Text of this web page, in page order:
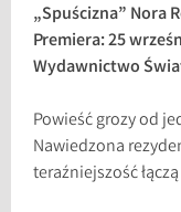
„Spuścizna” Nora
Premiera: 25
Wydawnictwo
Powieść grozy od
Nawiedzona
teraźniejszość